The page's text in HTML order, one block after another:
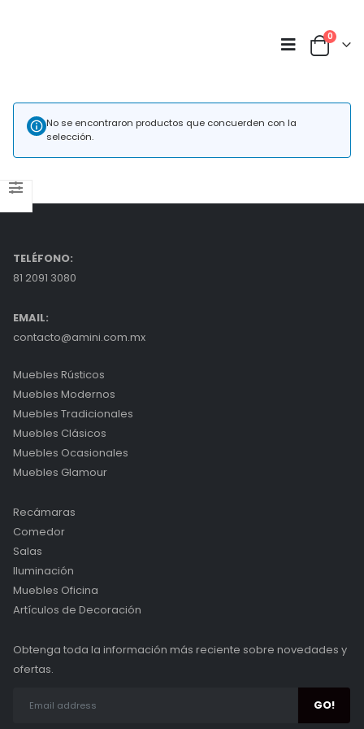
0
No se encontraron productos que concuerden con la
selección.
TELÉFONO:
81 2091 3080
EMAIL:
contacto@amini.com.mx
Muebles Rústicos
Muebles Modernos
Muebles Tradicionales
Muebles Clásicos
Muebles Ocasionales
Muebles Glamour
Recámaras
Comedor
Salas
Iluminación
Muebles Oficina
Artículos de Decoración
Obtenga toda la información más reciente sobre novedades y
ofertas.